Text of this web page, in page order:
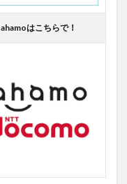
ahamoはこちらで！